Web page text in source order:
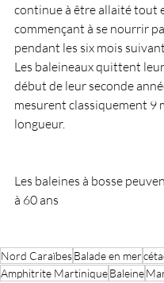
continue à être allaité tout
commençant à se nourrir
pendant les six mois
Les baleineaux quittent
début de leur seconde
mesurent classiquement 9
longueur.
Les baleines à bosse
à 60 ans
Nord CaraïbesBalade en mer
Amphitrite MartiniqueBaleine